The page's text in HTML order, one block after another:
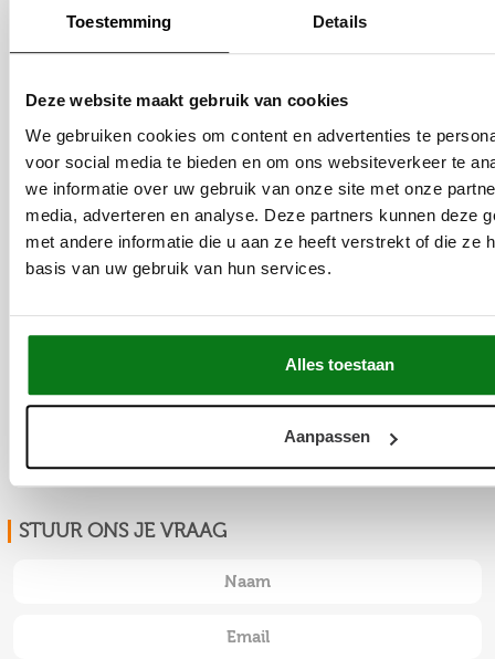
Toestemming Details
Deze website maakt gebruik van cookies
We gebruiken cookies om content en advertenties te
voor social media te bieden en om ons websiteverkeer te
we informatie over uw gebruik van onze site met onze
media, adverteren en analyse. Deze partners kunnen deze
met andere informatie die u aan ze heeft verstrekt of die ze
basis van uw gebruik van hun services.
Alles toestaan
Aanpassen
info@buitenkeukendeal.nl
Bank
NL55REVO0206939981
REVONL22
Productie
STUUR ONS JE VRAAG